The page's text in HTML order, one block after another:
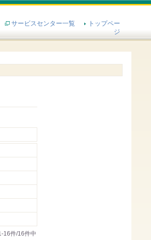
サービスセンター一覧
トップペー
ジ
16件/16件中